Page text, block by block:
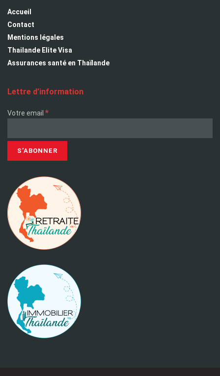
Accueil
Contact
Mentions légales
Thailande Elite Visa
Assurances santé en Thaïlande
Lettre d’information
Votre email *